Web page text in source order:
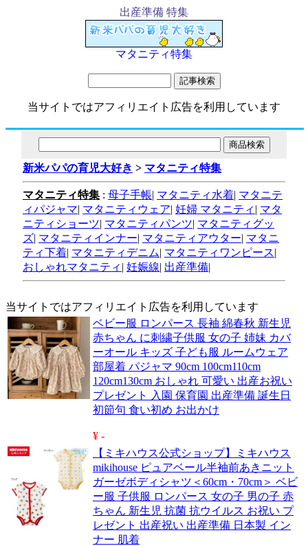
出産準備 特集
マタニティ特集
当サイトではアフィリエイト広告を利用しています
新米パパの育児大好き > マタニティ特集
マタニティ特集 : 母子手帳| マタニティ水着| マタニテ
ィパジャマ| マタニティウェア| 妊婦 マタニティ | マタ
ニティショーツ| マタニティパンツ| マタニティグッ
ズ| マタニティインナー| マタニティアウター| マタニ
ティ下着| マタニティデニム| マタニティワンピース|
おしゃれマタニティ | 妊娠線| 出産準備|
当サイトではアフィリエイト広告を利用しています
ベビー服 ロンパース 長袖 綿春秋 新生児
赤ちゃん に刺繍子供服 女の子 姉妹 カバ
ーオール キッズ 子ども服 ルームウェア
部屋着 パジャマ 90cm 100cm110cm
120cm130cm おしゃれ 可愛い 出産お祝い
プレゼント 入園 保育園 出産準備 誕生日
初節句 食い初め お出かけ
¥ -
【ミキハウス公式ショップ】ミキハウス
mikihouse ピュアベール半袖前あきニット
ガーゼボディシャツ＜60cm・70cm＞ ベビ
ー服 子供服 ロンパース 女の子 男の子 赤
ちゃん 新生児 抗菌 抗ウイルス お祝い プ
レゼント 出産祝い 出産準備 日本製 イン
ナー 肌着